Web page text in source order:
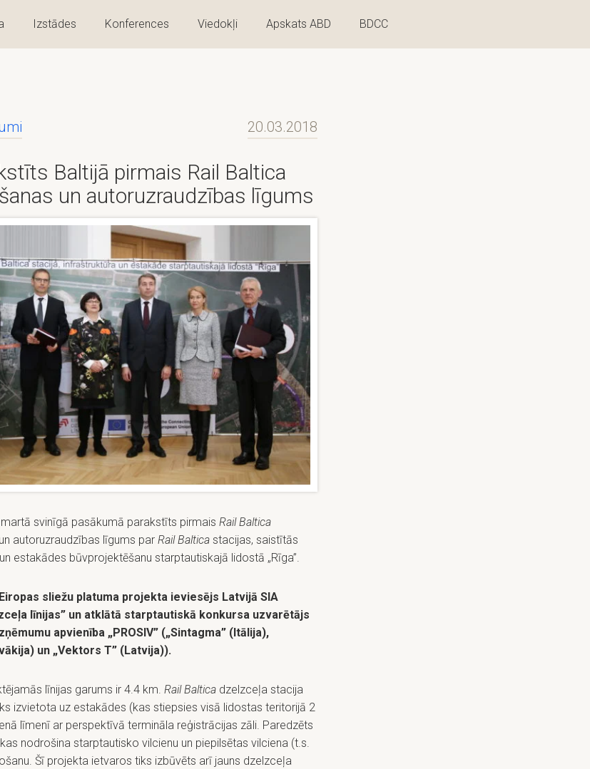
Izstādes Konferences Viedokļi Apskats ABD BDCC
20.03.2018
Baltijā pirmais Rail Baltica
un autoruzraudzības līgums
svinīgā pasākumā parakstīts pirmais Rail Baltica
autoruzraudzības līgums par Rail Baltica stacijas, saistītās
estakādes būvprojektēšanu starptautiskajā lidostā „Rīga”.
sliežu platuma projekta ieviesējs Latvijā SIA
līnijas” un atklātā starptautiskā konkursa uzvarētājs
apvienība „PROSIV” („Sintagma” (Itālija),
un „Vektors T” (Latvija)).
līnijas garums ir 4.4 km. Rail Baltica dzelzceļa stacija
izvietota uz estakādes (kas stiepsies visā lidostas teritorijā 2
līmenī ar perspektīvā termināla reģistrācijas zāli. Paredzēts
nodrošina starptautisko vilcienu un piepilsētas vilciena (t.s.
Šī projekta ietvaros tiks izbūvēts arī jauns dzelzceļa